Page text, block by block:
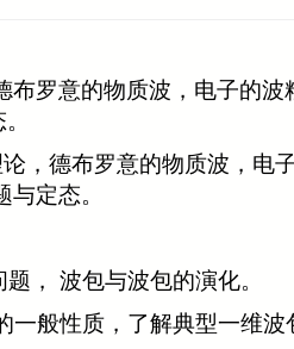
罗意的物质波，电子的
，德布罗意的物质波，电
定态。
， 波包与波包的演化。
一般性质，了解典型一维波